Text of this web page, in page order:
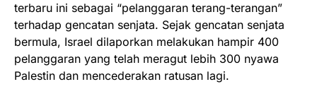
terbaru ini sebagai “pelanggaran terang-terangan”
terhadap gencatan senjata. Sejak gencatan senjata
bermula, Israel dilaporkan melakukan hampir 400
pelanggaran yang telah meragut lebih 300 nyawa
Palestin dan mencederakan ratusan lagi.